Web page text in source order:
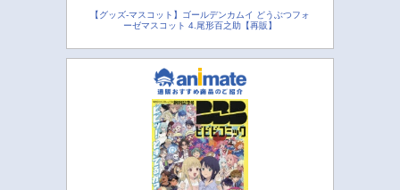
【グッズ-マスコット】ゴールデンカムイ どうぶつフォ
ーゼマスコット 4.尾形百之助【再販】